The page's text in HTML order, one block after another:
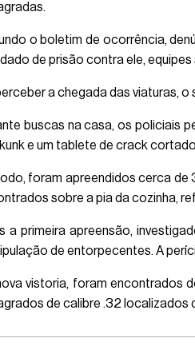
o boletim de ocorrência,
de prisão contra ele,
a chegada das viaturas, o
buscas na casa, os policiais
e um tablete de crack
foram apreendidos cerca de
sobre a pia da cozinha,
a primeira apreensão,
de entorpecentes. A
vistoria, foram encontrados
de calibre .32 localizados